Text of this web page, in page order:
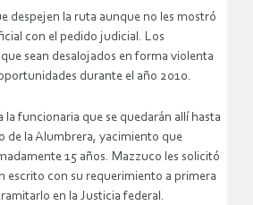
despejen la ruta aunque no les mostró
con el pedido judicial. Los
sean desalojados en forma violenta
durante el año 2010.
la funcionaria que se quedarán allí hasta
de la Alumbrera, yacimiento que
15 años. Mazzuco les solicitó
escrito con su requerimiento a primera
en la Justicia federal.